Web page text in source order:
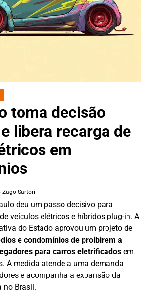
toma decisão
libera recarga de
em
Zago Sartori
deu um passo decisivo para
veículos elétricos e híbridos plug-in. A
do Estado aprovou um projeto de
e condomínios de proibirem a
para carros eletrificados em
A medida atende a uma demanda
e acompanha a expansão da
no Brasil.